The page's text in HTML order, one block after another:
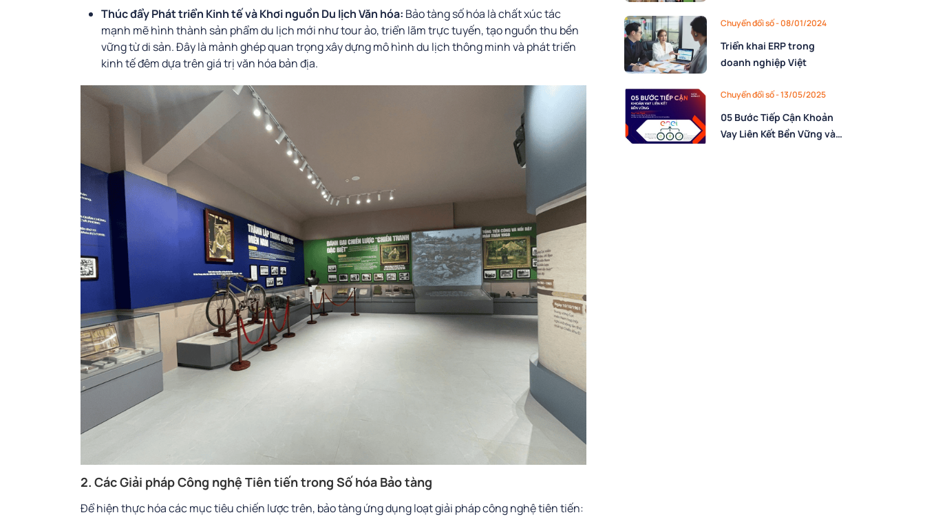
Thúc đẩy Phát triển Kinh tế và Khơi nguồn Du lịch Văn hóa: Bảo tàng số hóa là chất xúc tác
mạnh mẽ hình thành sản phẩm du lịch mới như tour ảo, triển lãm trực tuyến, tạo nguồn thu bền
vững từ di sản. Đây là mảnh ghép quan trọng xây dựng mô hình du lịch thông minh và phát triển
kinh tế đêm dựa trên giá trị văn hóa bản địa.
2. Các Giải pháp Công nghệ Tiên tiến trong Số hóa Bảo tàng
Để hiện thực hóa các mục tiêu chiến lược trên, bảo tàng ứng dụng loạt giải pháp công nghệ tiên tiến:
Chuyển đổi số - 08/01/2024
Triển khai ERP trong
doanh nghiệp Việt
Chuyển đổi số - 13/05/2025
05 Bước Tiếp Cận Khoản
Vay Liên Kết Bền Vững và